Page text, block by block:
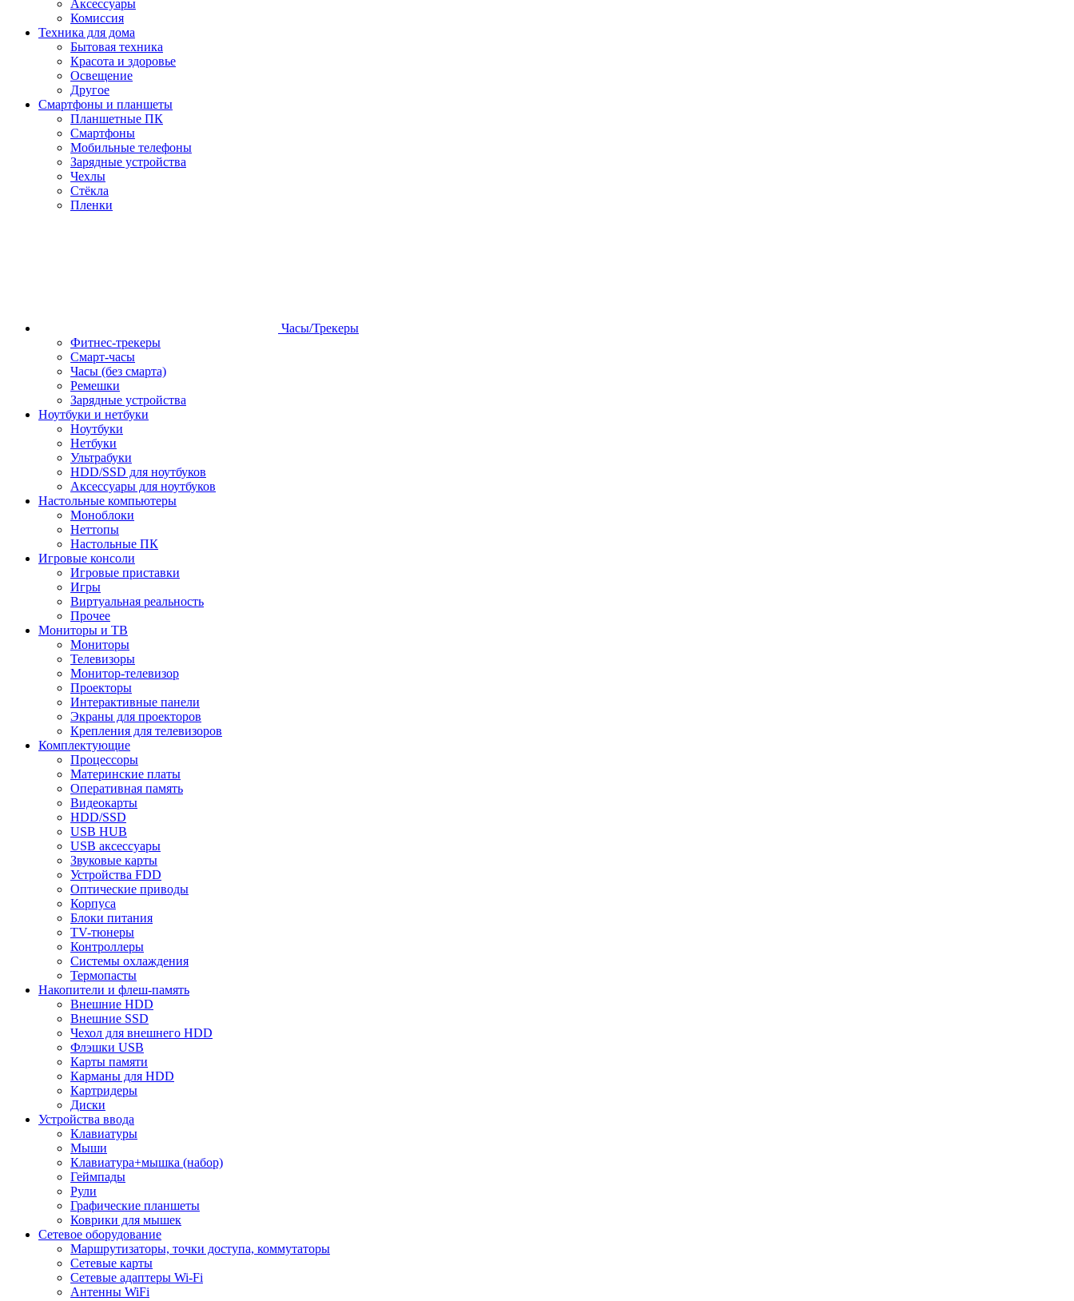
Аксессуары
Комиссия
Техника для дома
Бытовая техника
Красота и здоровье
Освещение
Другое
Смартфоны и планшеты
Планшетные ПК
Смартфоны
Мобильные телефоны
Зарядные устройства
Чехлы
Стёкла
Пленки
Часы/Трекеры
Фитнес-трекеры
Смарт-часы
Часы (без смарта)
Ремешки
Зарядные устройства
Ноутбуки и нетбуки
Ноутбуки
Нетбуки
Ультрабуки
HDD/SSD для ноутбуков
Аксессуары для ноутбуков
Настольные компьютеры
Моноблоки
Неттопы
Настольные ПК
Игровые консоли
Игровые приставки
Игры
Виртуальная реальность
Прочее
Мониторы и ТВ
Мониторы
Телевизоры
Монитор-телевизор
Проекторы
Интерактивные панели
Экраны для проекторов
Крепления для телевизоров
Комплектующие
Процессоры
Материнские платы
Оперативная память
Видеокарты
HDD/SSD
USB HUB
USB аксессуары
Звуковые карты
Устройства FDD
Оптические приводы
Корпуса
Блоки питания
TV-тюнеры
Контроллеры
Системы охлаждения
Термопасты
Накопители и флеш-память
Внешние HDD
Внешние SSD
Чехол для внешнего HDD
Флэшки USB
Карты памяти
Карманы для HDD
Картридеры
Диски
Устройства ввода
Клавиатуры
Мыши
Клавиатура+мышка (набор)
Геймпады
Рули
Графические планшеты
Коврики для мышек
Сетевое оборудование
Маршрутизаторы, точки доступа, коммутаторы
Сетевые карты
Сетевые адаптеры Wi-Fi
Антенны WiFi